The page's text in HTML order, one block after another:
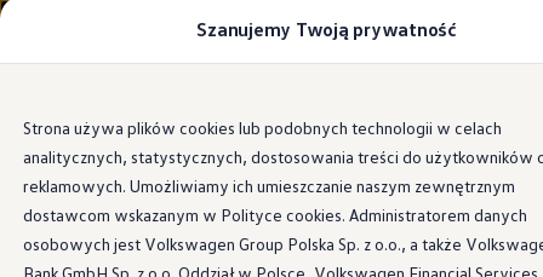
głównej
zawartości
do
stopki
Modele i konfigurator
Auta dostępne od ręki
Cenniki
Modele elektryczne i elektromobilność
Modele elektryczne
Modele elektryczne
Samochody hybrydowe
Przyszłe modele i auta koncepcyjne
ID.4 GTX Xtreme
Keyless Access
Szanujemy Twoją prywatność
Strona używa plików cookies lub podobnych technologii w celach
analitycznych, statystycznych, dostosowania treści do użytkowników
reklamowych. Umożliwiamy ich umieszczanie naszym zewnętrznym
dostawcom wskazanym w Polityce cookies. Administratorem danych
osobowych jest Volkswagen Group Polska Sp. z o.o., a także
Bank GmbH Sp. z o.o. Oddział w Polsce, Volkswagen Financial Services